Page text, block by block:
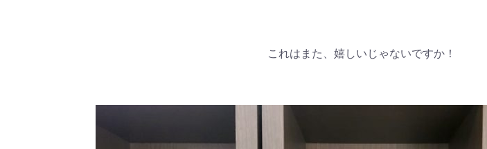
これはまた、嬉しいじゃないですか！